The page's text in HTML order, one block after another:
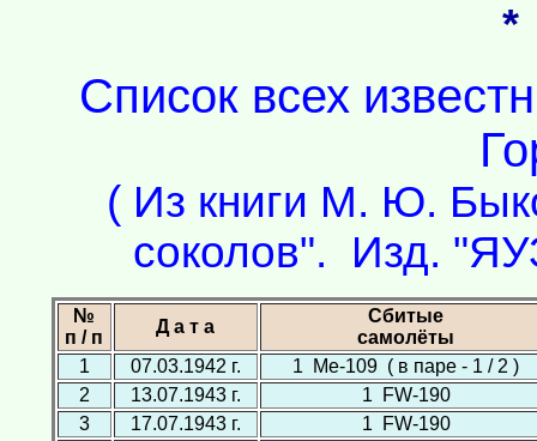
Список всех
( Из книги М. Ю.
соколов". Изд.
№
п / п
Д а т а
Сбитые
самолёты
1
07.03.1942 г.
1 Ме-109 ( в паре - 1 / 2 )
2
13.07.1943 г.
1 FW-190
3
17.07.1943 г.
1 FW-190